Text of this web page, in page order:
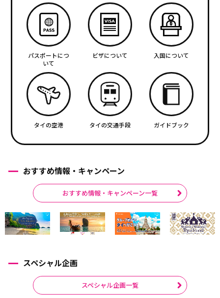
パスポートにつ
いて
ビザについて 入国について
タイの空港 タイの交通手段 ガイドブック
おすすめ情報・キャンペーン
おすすめ情報・キャンペーン一覧
スペシャル企画
スペシャル企画一覧